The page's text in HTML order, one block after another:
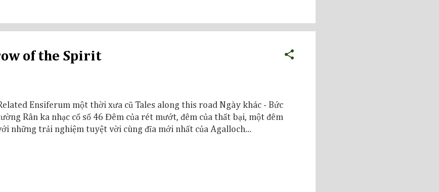
of the Spirit
Ensiferum một thời xưa cũ Tales along this road Ngày khác - Bức
Rân ka nhạc cổ số 46 Đêm của rét mướt, đêm của thất bại, một đêm
những trải nghiệm tuyệt vời cùng đĩa mới nhất của Agalloch...